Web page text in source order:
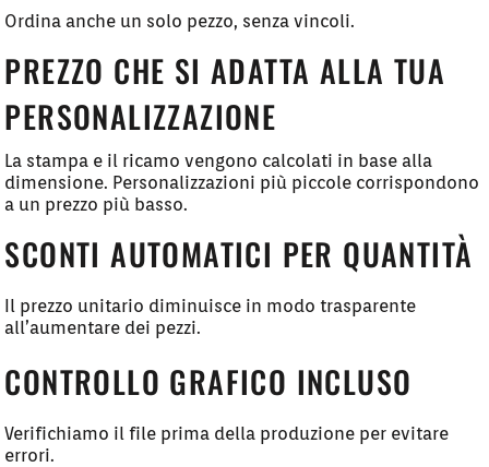
Ordina anche un solo pezzo, senza vincoli.
PREZZO CHE SI ADATTA ALLA TUA
PERSONALIZZAZIONE
La stampa e il ricamo vengono calcolati in base alla
dimensione. Personalizzazioni più piccole corrispondono
a un prezzo più basso.
SCONTI AUTOMATICI PER QUANTITÀ
Il prezzo unitario diminuisce in modo trasparente
all’aumentare dei pezzi.
CONTROLLO GRAFICO INCLUSO
Verifichiamo il file prima della produzione per evitare
errori.